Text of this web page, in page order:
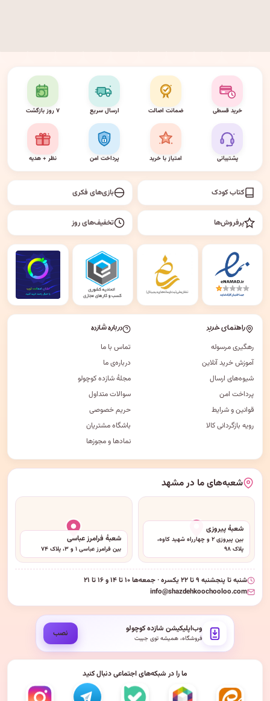
خرید قسطی ضمانت اصالت ارسال سریع ۷ روز بازگشت
پشتیبانی امتیاز با خرید پرداخت امن نظر + هدیه
کتاب کودک بازی‌های فکری
پرفروش‌ها تخفیف‌های روز
راهنمای خرید
رهگیری مرسوله
آموزش خرید آنلاین
شیوه‌های ارسال
پرداخت امن
قوانین و شرایط
رویه بازگردانی کالا
درباره شازده
تماس با ما
درباره‌ی ما
مجلهٔ شازده کوچولو
سوالات متداول
حریم خصوصی
باشگاه مشتریان
نمادها و مجوزها
شعبه‌های ما در مشهد
شعبهٔ پیروزی
بین پیروزی ۲ و چهارراه شهید کاوه،
پلاک ۹۸
شعبهٔ فرامرز عباسی
بین فرامرز عباسی ۱ و ۳، پلاک ۷۴
شنبه تا پنجشنبه ۹ تا ۲۲ یکسره · جمعه‌ها ۱۰ تا ۱۴ و ۱۶ تا ۲۱
info@shazdehkoochooloo.com
وب‌اپلیکیشن شازده کوچولو
فروشگاه، همیشه توی جیبت نصب
ما را در شبکه‌های اجتماعی دنبال کنید